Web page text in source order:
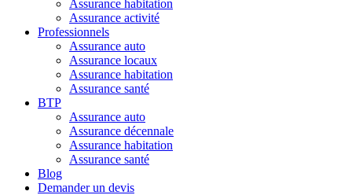
Assurance habitation
Assurance activité
Professionnels
Assurance auto
Assurance locaux
Assurance habitation
Assurance santé
BTP
Assurance auto
Assurance décennale
Assurance habitation
Assurance santé
Blog
Demander un devis